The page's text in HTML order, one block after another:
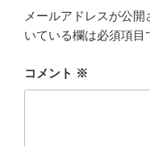
メールアドレスが公開
いている欄は必須項目
コメント ※